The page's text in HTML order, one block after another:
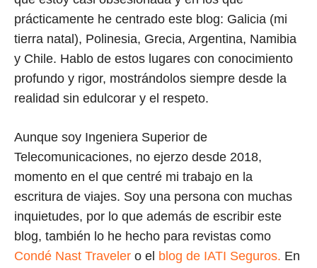
prácticamente he centrado este blog: Galicia (mi
tierra natal), Polinesia, Grecia, Argentina, Namibia
y Chile. Hablo de estos lugares con conocimiento
profundo y rigor, mostrándolos siempre desde la
realidad sin edulcorar y el respeto.
Aunque soy Ingeniera Superior de
Telecomunicaciones, no ejerzo desde 2018,
momento en el que centré mi trabajo en la
escritura de viajes. Soy una persona con muchas
inquietudes, por lo que además de escribir este
blog, también lo he hecho para revistas como
Condé Nast Traveler o el blog de IATI Seguros. En